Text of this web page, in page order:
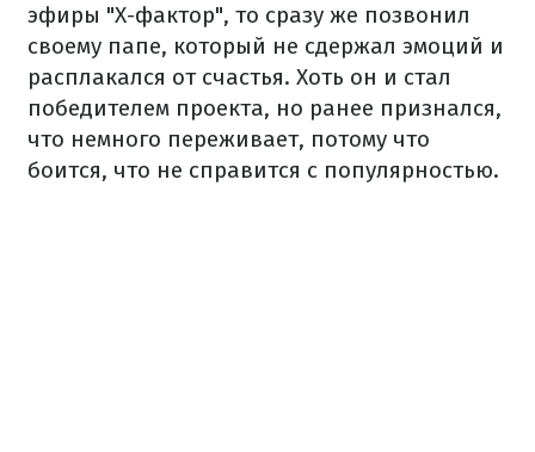
эфиры "Х-фактор", то сразу же позвонил
своему папе, который не сдержал эмоций и
расплакался от счастья. Хоть он и стал
победителем проекта, но ранее признался,
что немного переживает, потому что
боится, что не справится с популярностью.